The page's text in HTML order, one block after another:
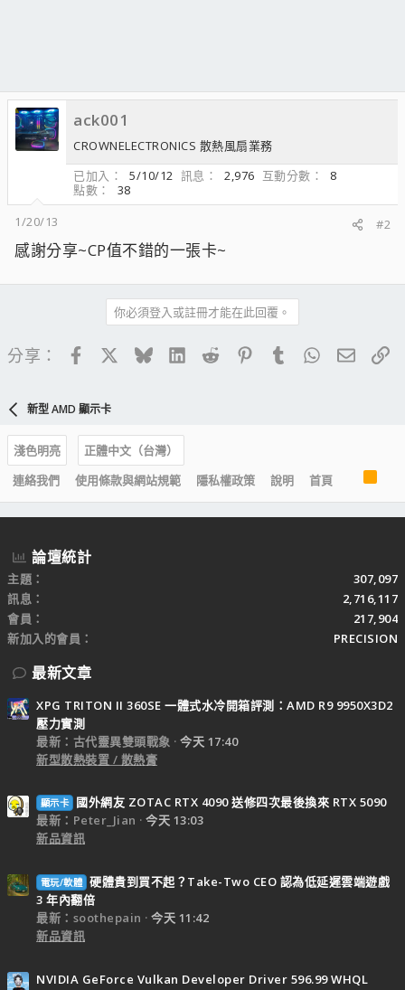
ack001
CROWNELECTRONICS 散熱風扇業務
已加入
5/10/12 訊息 2,976 互動分數
8
點數
38
1/20/13
#2
感謝分享~CP值不錯的一張卡~
你必須登入或註冊才能在此回覆。
分享： FacebookBlueskyLinkedIn
Reddit PinterestTumblrWhatsApp
電子
新型 AMD 顯示卡
淺色明亮
正體中文（台灣）
連絡我們
使用條款與網站規範 隱私權政策 說明 首頁
S
論壇統計
主題
307,097
訊息
2,716,117
會員
217,904
新加入的會員
PRECISION
最新文章
XPG TRITON II 360SE 一體式水冷開箱評測：AMD R9 9950X3D2
壓力實測
最新：古代靈異雙頭戰象
今天 17:40
新型散熱裝置 / 散熱膏
顯示卡
國外網友 ZOTAC RTX 4090 送修四次最後換來 RTX 5090
最新：Peter_Jian
今天 13:03
新品資訊
電玩/軟體 硬體貴到買不起？Take-Two CEO 認為低延遲雲端遊戲
3 年內翻倍
最新：soothepain
今天 11:42
新品資訊
NVIDIA GeForce Vulkan Developer Driver 596.99 WHQL